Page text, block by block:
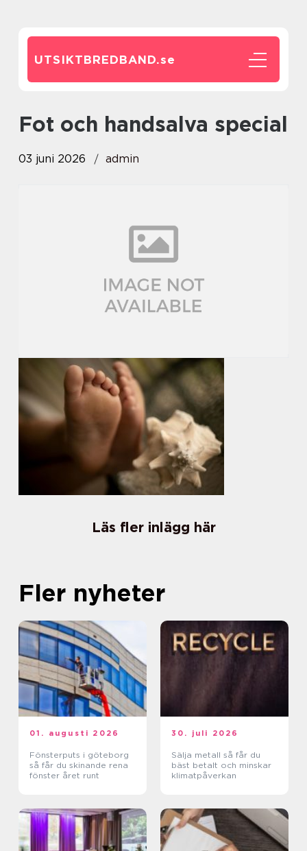
UTSIKTBREDBAND.se
fot och handsalva special
03 juni 2026 admin
Läs fler inlägg här
Fler nyheter
01. augusti 2026
Fönsterputs i göteborg
så får du skinande rena
fönster året runt
30. juli 2026
Sälja metall så får du
bäst betalt och minskar
klimatpåverkan